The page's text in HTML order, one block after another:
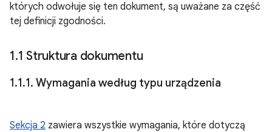
których odwołuje się ten dokument, są uważane za część
tej definicji zgodności.
1.1 Struktura dokumentu
1.1.1. Wymagania według typu urządzenia
Sekcja 2 zawiera wszystkie wymagania, które dotyczą